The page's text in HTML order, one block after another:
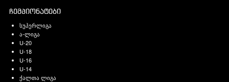
ჩემპიონატები
სუპერლიგა
ა-ლიგა
U-20
U-18
U-16
U-14
ქალთა ლიგა